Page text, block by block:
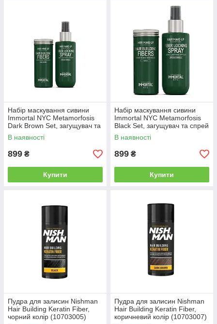
Набір маскування сивини
Immortal NYC Metamorfosis
Dark Brown Set, загущувач та
спрей для фіксації (INF-135)
В наявності
899 ₴
Купити
Набір маскування сивини
Immortal NYC Metamorfosis
Black Set, загущувач та спрей
для фіксації (INF-134)
В наявності
899 ₴
Купити
Пудра для залисин Nishman
Hair Building Keratin Fiber,
чорний колір (10703005)
Пудра для залисин Nishman
Hair Building Keratin Fiber,
коричневий колір (10703007)